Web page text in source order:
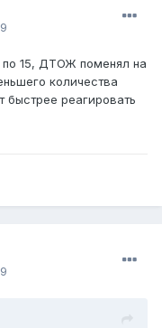
по 15, ДТОЖ поменял на
количества
быстрее реагировать